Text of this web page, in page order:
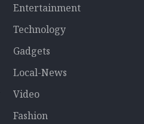
Entertainment
Technology
Gadgets
Local-News
Video
Fashion